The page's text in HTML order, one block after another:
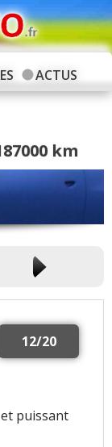
ACTUS
km
12/20
puissant